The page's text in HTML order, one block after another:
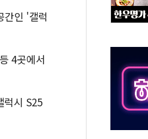
주년' 기념식...지역축제 '불금전파,
복합단지 지정 준비 본격화…'AI 데이
폭포 생태탐방로 출입 통제
인근 도로 4중 추돌…1명 심정지·5명
서 산불 진화 중...진화헬기 3대 투입
임성근 전 사단장 항소심도 징역 3년
간인 '갤럭
4곳에서
럭시 S25